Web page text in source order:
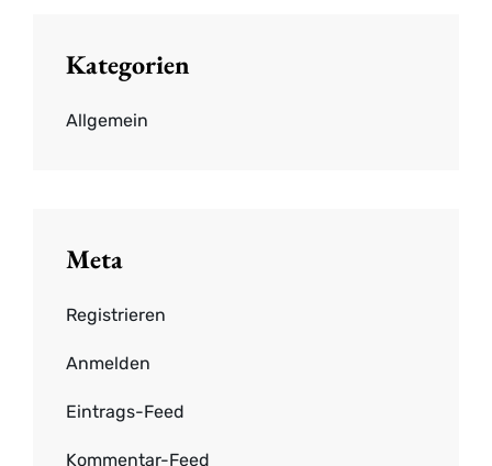
Kategorien
Allgemein
Meta
Registrieren
Anmelden
Eintrags-Feed
Kommentar-Feed